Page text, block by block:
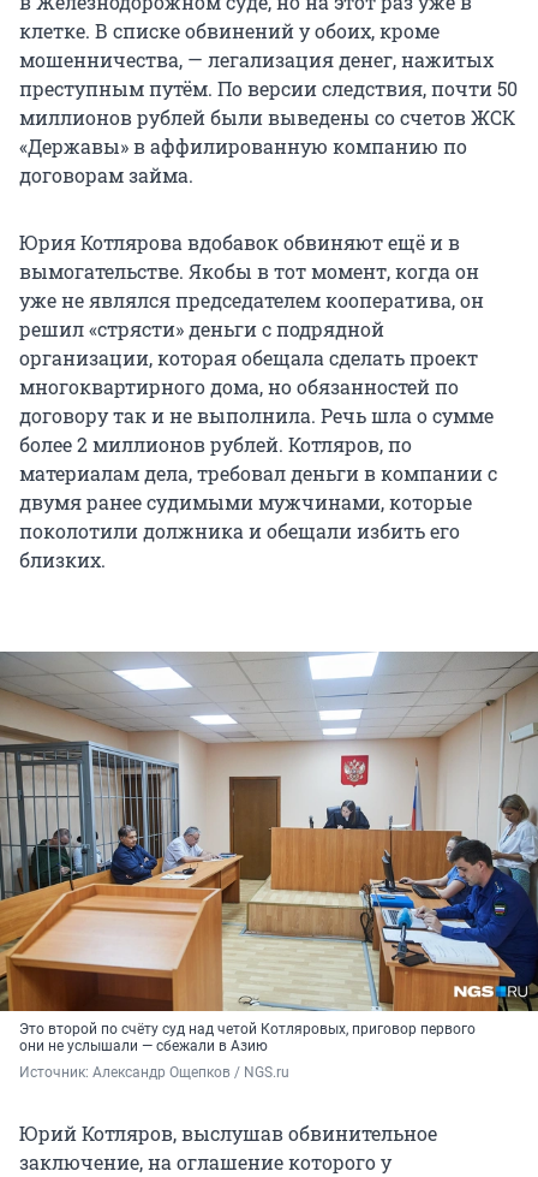
клетке. В списке обвинений у обоих, кроме
мошенничества, — легализация денег, нажитых
преступным путём. По версии следствия, почти 50
миллионов рублей были выведены со счетов ЖСК
«Державы» в аффилированную компанию по
договорам займа.
Юрия Котлярова вдобавок обвиняют ещё и в
вымогательстве. Якобы в тот момент, когда он
уже не являлся председателем кооператива, он
решил «стрясти» деньги с подрядной
организации, которая обещала сделать проект
многоквартирного дома, но обязанностей по
договору так и не выполнила. Речь шла о сумме
более 2 миллионов рублей. Котляров, по
материалам дела, требовал деньги в компании с
двумя ранее судимыми мужчинами, которые
поколотили должника и обещали избить его
близких.
Это второй по счёту суд над четой Котляровых, приговор первого
они не услышали — сбежали в Азию
Источник: Александр Ощепков / NGS.ru
Юрий Котляров, выслушав обвинительное
заключение, на оглашение которого у